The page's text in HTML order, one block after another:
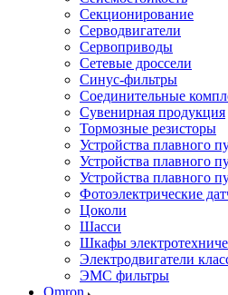
Секционирование
Серводвигатели
Сервоприводы
Сетевые дроссели
Синус-фильтры
Соединительные
Сувенирная продукция
Тормозные резисторы
Устройства плавного
Устройства плавного
Устройства плавного
Фотоэлектрические
Цоколи
Шасси
Шкафы
Электродвигатели
ЭМС фильтры
Omron